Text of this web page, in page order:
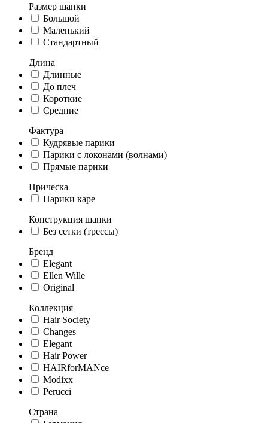
Размер шапки
Большой
Маленький
Стандартный
Длина
Длинные
До плеч
Короткие
Средние
Фактура
Кудрявые парики
Парики с локонами (волнами)
Прямые парики
Прическа
Парики каре
Конструкция шапки
Без сетки (трессы)
Бренд
Elegant
Ellen Wille
Original
Коллекция
Hair Society
Changes
Elegant
Hair Power
HAIRforMANce
Modixx
Perucci
Страна